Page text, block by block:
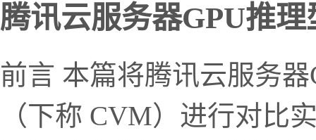
腾讯云服务器GPU推
前言 本篇将腾讯云服务
（下称 CVM）进行对比